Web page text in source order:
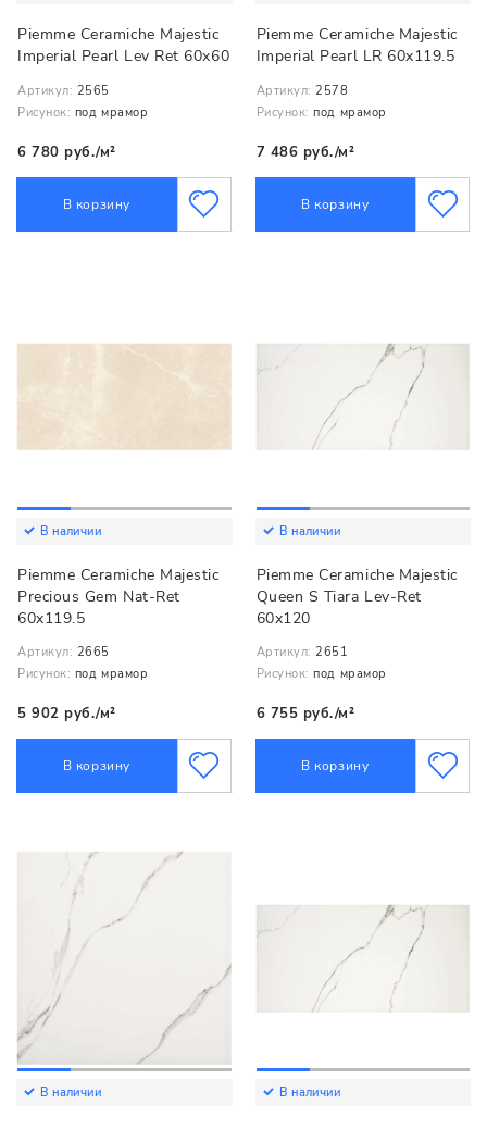
Piemme Ceramiche Majestic
Imperial Pearl Lev Ret 60x60
Артикул: 2565
Рисунок: под мрамор
6 780 руб./м²
В корзину
Piemme Ceramiche Majestic
Imperial Pearl LR 60x119.5
Артикул: 2578
Рисунок: под мрамор
7 486 руб./м²
В корзину
В наличии
Piemme Ceramiche Majestic
Precious Gem Nat-Ret
60x119.5
Артикул: 2665
Рисунок: под мрамор
5 902 руб./м²
В корзину
В наличии
Piemme Ceramiche Majestic
Queen S Tiara Lev-Ret
60x120
Артикул: 2651
Рисунок: под мрамор
6 755 руб./м²
В корзину
В наличии В наличии